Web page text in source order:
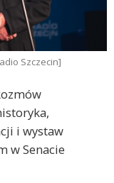
Szczecin]
i wystaw
w Senacie